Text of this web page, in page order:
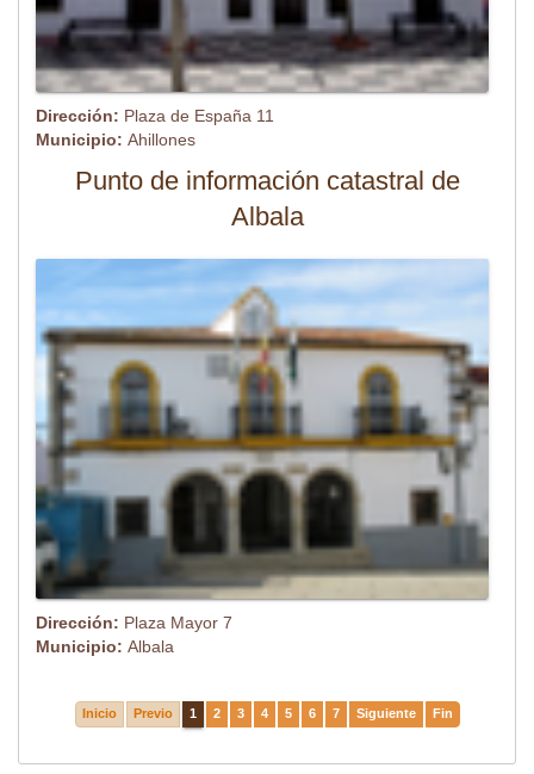
Dirección: Plaza de España 11
Municipio: Ahillones
Punto de información catastral de
Albala
Dirección: Plaza Mayor 7
Municipio: Albala
Inicio Previo 1 2 3 4 5 6 7 Siguiente Fin